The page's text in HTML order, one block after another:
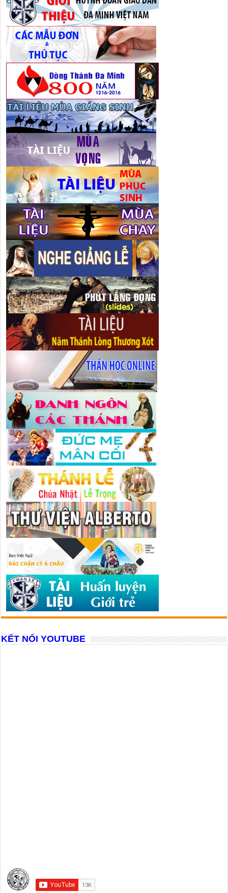
KẾT NỐI YOUTUBE